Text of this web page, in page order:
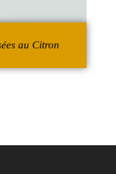
au Citron